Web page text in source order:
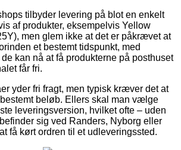
tilbyder levering på blot en enkelt
af produkter, eksempelvis Yellow
men glem ikke at det er påkrævet at
et bestemt tidspunkt, med
kan nå at få produkterne på posthuset
får fri.
yder fri fragt, men typisk kræver det at
beløb. Ellers skal man vælge
leveringsversion, hvilket ofte – uden
sig ved Randers, Nyborg eller
få kørt ordren til et udleveringssted.